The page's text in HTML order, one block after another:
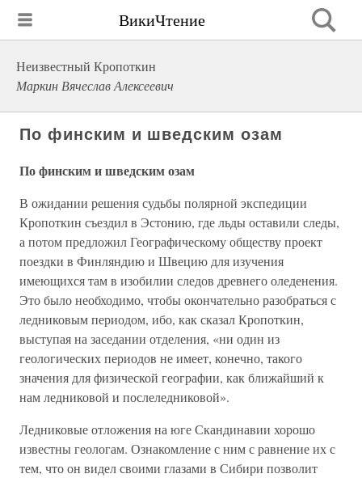
ВикиЧтение
Неизвестный Кропоткин
Маркин Вячеслав Алексеевич
По финским и шведским озам
По финским и шведским озам
В ожидании решения судьбы полярной экспедиции
Кропоткин съездил в Эстонию, где льды оставили следы,
а потом предложил Географическому обществу проект
поездки в Финляндию и Швецию для изучения
имеющихся там в изобилии следов древнего оледенения.
Это было необходимо, чтобы окончательно разобраться с
ледниковым периодом, ибо, как сказал Кропоткин,
выступая на заседании отделения, «ни один из
геологических периодов не имеет, конечно, такого
значения для физической географии, как ближайший к
нам ледниковой и послеледниковой».
Ледниковые отложения на юге Скандинавии хорошо
известны геологам. Ознакомление с ним с равнение их с
тем, что он видел своими глазами в Сибири позволит